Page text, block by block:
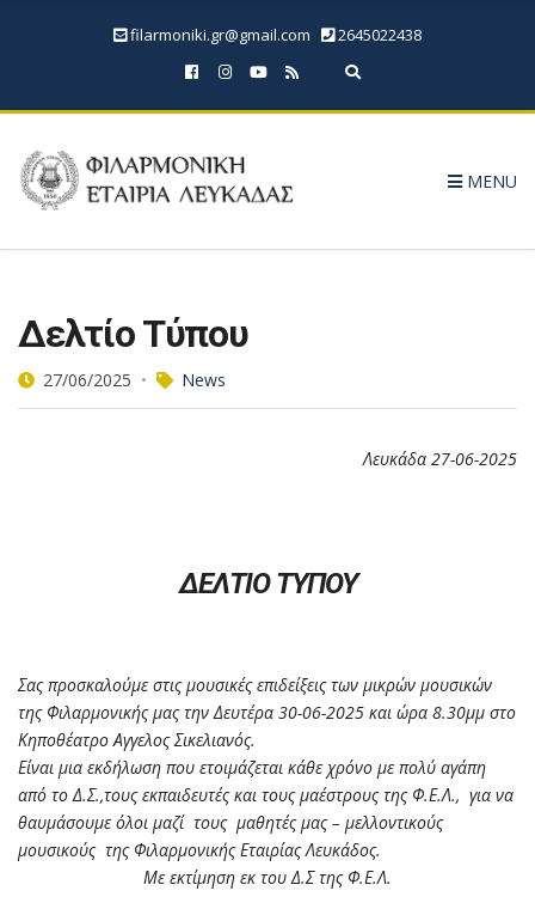
filarmoniki.gr@gmail.com
2645022438
Expand search form
MENU
Δελτίο Τύπου
27/06/2025 News
Λευκάδα 27-06-2025
ΔΕΛΤΙΟ ΤΥΠΟΥ
Σας προσκαλούμε στις μουσικές επιδείξεις των μικρών μουσικών
της Φιλαρμονικής μας την Δευτέρα 30-06-2025 και ώρα 8.30μμ στο
Κηποθέατρο Αγγελος Σικελιανός.
Είναι μια εκδήλωση που ετοιμάζεται κάθε χρόνο με πολύ αγάπη
από το Δ.Σ.,τους εκπαιδευτές και τους μαέστρους της Φ.Ε.Λ., για να
θαυμάσουμε όλοι μαζί τους μαθητές μας – μελλοντικούς
μουσικούς της Φιλαρμονικής Εταιρίας Λευκάδος.
Με εκτίμηση εκ του Δ.Σ της Φ.Ε.Λ.